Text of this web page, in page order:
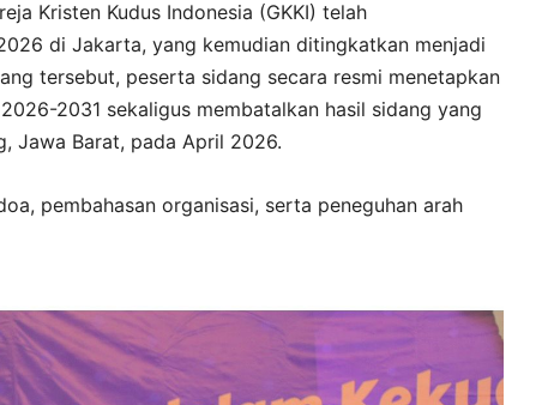
Kristen Kudus Indonesia (GKKI) telah
di Jakarta, yang kemudian ditingkatkan menjadi
tersebut, peserta sidang secara resmi menetapkan
2031 sekaligus membatalkan hasil sidang yang
Jawa Barat, pada April 2026.
pembahasan organisasi, serta peneguhan arah